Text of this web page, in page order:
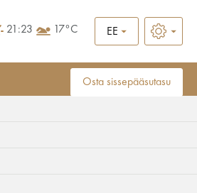
21:23 17°C EE
Osta sissepääsutasu